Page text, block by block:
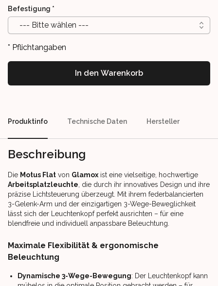
Befestigung *
--- Bitte wählen ---
* Pflichtangaben
In den Warenkorb
Produktinfo Technische Daten Hersteller
Beschreibung
Die Motus Flat von Glamox ist eine vielseitige, hochwertige
Arbeitsplatzleuchte , die durch ihr innovatives Design und ihre
präzise Lichtsteuerung überzeugt. Mit ihrem federbalancierten
3-Gelenk-Arm und der einzigartigen 3-Wege-Beweglichkeit
lässt sich der Leuchtenkopf perfekt ausrichten – für eine
blendfreie und individuell anpassbare Beleuchtung.
Maximale Flexibilität & ergonomische
Beleuchtung
Dynamische 3-Wege-Bewegung: Der Leuchtenkopf kann